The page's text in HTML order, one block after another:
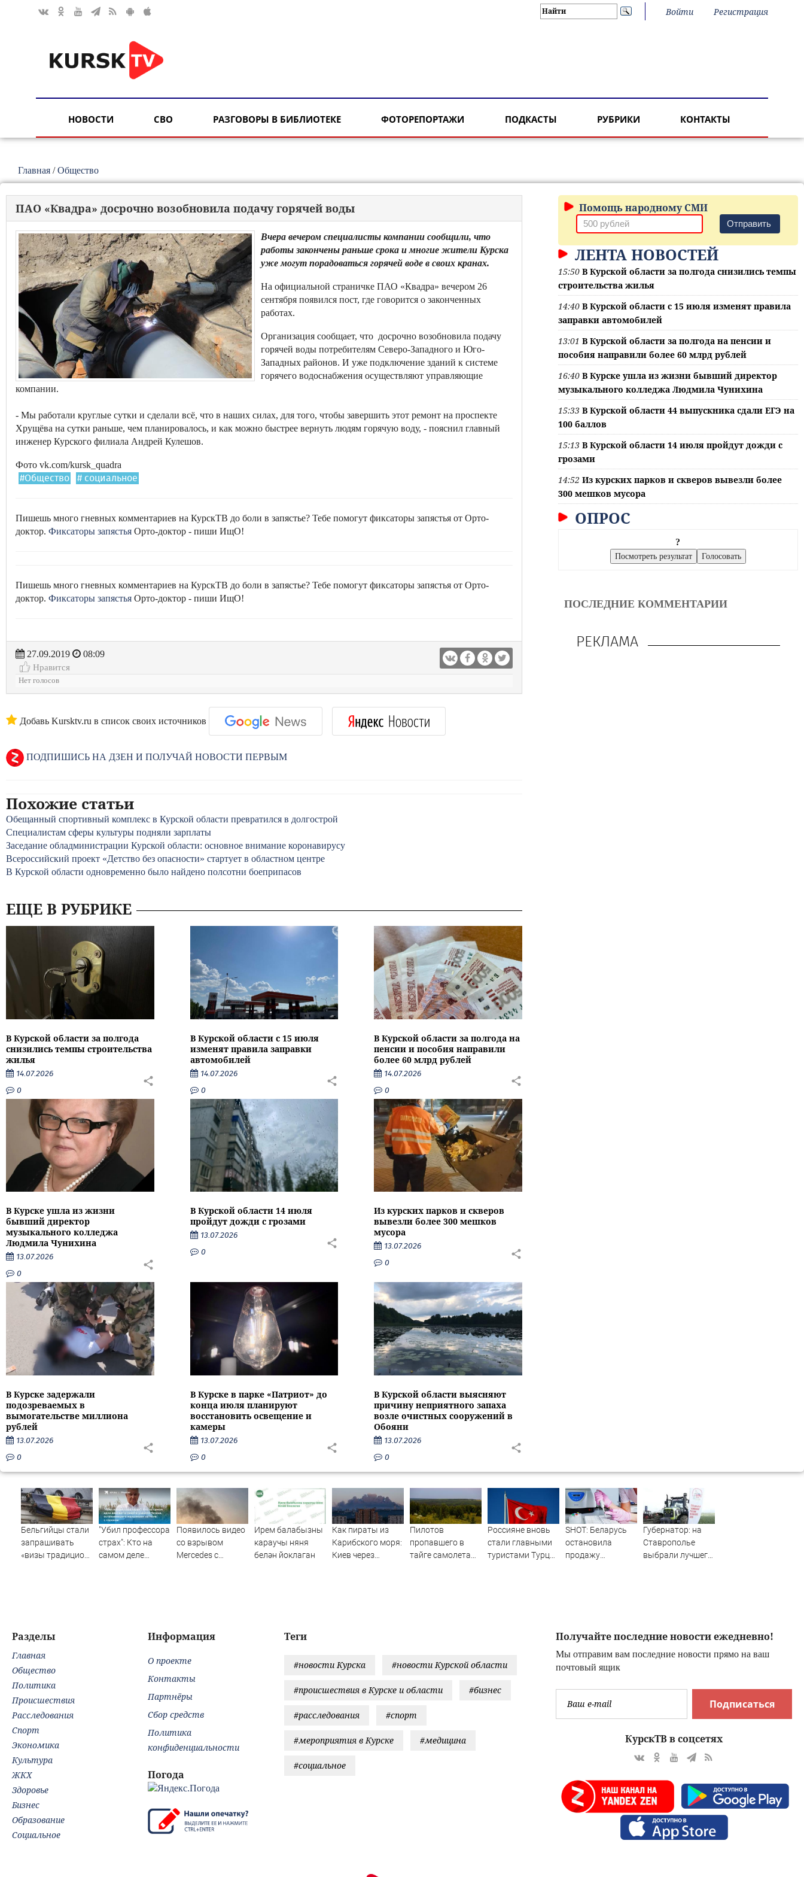
Войти Регистрация
НОВОСТИ СВО РАЗГОВОРЫ В БИБЛИОТЕКЕ ФОТОРЕПОРТАЖИ ПОДКАСТЫ РУБРИКИ КОНТАКТЫ
Главная /Общество
ПАО «Квадра» досрочно возобновила подачу горячей воды
Вчера вечером специалисты компании сообщили, что
работы закончены раньше срока и многие жители Курска
уже могут порадоваться горячей воде в своих кранах.
На официальной страничке ПАО «Квадра» вечером 26
сентября появился пост, где говорится о законченных
работах.
Организация сообщает, что досрочно возобновила подачу
горячей воды потребителям Северо-Западного и Юго-
Западных районов. И уже подключение зданий к системе
горячего водоснабжения осуществляют управляющие
компании.
- Мы работали круглые сутки и сделали всё, что в наших силах, для того, чтобы завершить этот ремонт на проспекте
Хрущёва на сутки раньше, чем планировалось, и как можно быстрее вернуть людям горячую воду, - пояснил главный
инженер Курского филиала Андрей Кулешов.
Фото vk.com/kursk_quadra
#Общество # социальное
Пишешь много гневных комментариев на КурскТВ до боли в запястье? Тебе помогут фиксаторы запястья от Орто-
доктор. Фиксаторы запястья Орто-доктор - пиши ИщО!
Пишешь много гневных комментариев на КурскТВ до боли в запястье? Тебе помогут фиксаторы запястья от Орто-
доктор. Фиксаторы запястья Орто-доктор - пиши ИщО!
27.09.2019
08:09
Нравится
Нет голосов
Добавь Kursktv.ru в список своих источников
ПОДПИШИСЬ НА ДЗЕН И ПОЛУЧАЙ НОВОСТИ ПЕРВЫМ
Похожие статьи
Обещанный спортивный комплекс в Курской области превратился в долгострой
Специалистам сферы культуры подняли зарплаты
Заседание обладминистрации Курской области: основное внимание коронавирусу
Всероссийский проект «Детство без опасности» стартует в областном центре
В Курской области одновременно было найдено полсотни боеприпасов
ЕЩЕ В РУБРИКЕ
В Курской области за полгода
снизились темпы строительства
жилья
14.07.2026
0
В Курской области с 15 июля
изменят правила заправки
автомобилей
14.07.2026
0
В Курской области за полгода на
пенсии и пособия направили
более 60 млрд рублей
14.07.2026
0
В Курске ушла из жизни
бывший директор
музыкального колледжа
Людмила Чунихина
13.07.2026
0
В Курской области 14 июля
пройдут дожди с грозами
13.07.2026
0
Из курских парков и скверов
вывезли более 300 мешков
мусора
13.07.2026
0
В Курске задержали
подозреваемых в
вымогательстве миллиона
рублей
13.07.2026
0
В Курске в парке «Патриот» до
конца июля планируют
восстановить освещение и
камеры
13.07.2026
0
В Курской области выясняют
причину неприятного запаха
возле очистных сооружений в
Обояни
13.07.2026
0
Помощь народному СМИ
Отправить
ЛЕНТА НОВОСТЕЙ
15:50 В Курской области за полгода снизились темпы
строительства жилья
14:40 В Курской области с 15 июля изменят правила
заправки автомобилей
13:01 В Курской области за полгода на пенсии и
пособия направили более 60 млрд рублей
16:40 В Курске ушла из жизни бывший директор
музыкального колледжа Людмила Чунихина
15:33 В Курской области 44 выпускника сдали ЕГЭ на
100 баллов
15:13 В Курской области 14 июля пройдут дожди с
грозами
14:52 Из курских парков и скверов вывезли более
300 мешков мусора
ОПРОС
?
ПОСЛЕДНИЕ КОММЕНТАРИИ
РЕКЛАМА
Бельгийцы стали
запрашивать
«визы традиционных
"Убил профессора
страх": Кто на
самом деле
Появилось видео
со взрывом
Mercedes с
Ирем балабызны
караучы няня
белән йоклаган
Как пираты из
Карибского моря:
Киев через
Пилотов
пропавшего в
тайге самолета
Россияне вновь
стали главными
туристами Турции
SHOT: Беларусь
остановила
продажу
Губернатор: на
Ставрополье
выбрали лучшего
Получайте последние новости ежедневно!
Мы отправим вам последние новости прямо на ваш
почтовый ящик
Подписаться
КурскТВ в соцсетях
Теги
#новости Курска #новости Курской области
#происшествия в Курске и области #бизнес
#расследования #спорт
#мероприятия в Курске #медицина
#социальное
Разделы
Главная
Общество
Политика
Происшествия
Расследования
Спорт
Экономика
Культура
ЖКХ
Здоровье
Бизнес
Образование
Социальное
Информация
О проекте
Контакты
Партнёры
Сбор средств
Политика
конфиденциальности
Погода